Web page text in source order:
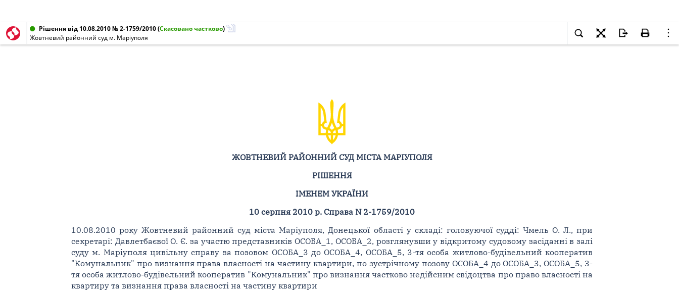
Рішення від 10.08.2010 № 2-1759/2010(Скасовано частково)
Жовтневий районний суд м. Маріуполя
ЖОВТНЕВИЙ РАЙОННИЙ СУД МІСТА МАРІУПОЛЯ
РІШЕННЯ
ІМЕНЕМ УКРАЇНИ
10 серпня 2010 р. Справа N 2-1759/2010
10.08.2010 року Жовтневий районний суд міста Маріуполя, Донецької області у складі: головуючої судді: Чмель О. Л., при
секретарі: Давлетбаєвої О. Є. за участю представників ОСОБА_1, ОСОБА_2, розглянувши у відкритому судовому засіданні в залі
суду м. Маріуполя цивільну справу за позовом ОСОБА_3 до ОСОБА_4, ОСОБА_5, 3-тя особа житлово-будівельний кооператив
"Комунальник" про визнання права власності на частину квартири, по зустрічному позову ОСОБА_4 до ОСОБА_3, ОСОБА_5, 3-
тя особа житлово-будівельний кооператив "Комунальник" про визнання частково недійсним свідоцтва про право власності на
квартиру та визнання права власності на частину квартири